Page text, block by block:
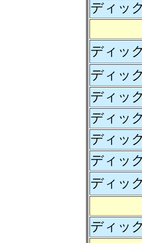
ディッ
ディッ
ディッ
ディッ
ディッ
ディッ
ディッ
ディッ
ディッ